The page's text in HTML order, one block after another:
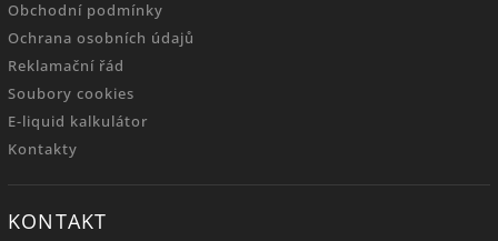
Obchodní podmínky
Ochrana osobních údajů
Reklamační řád
Soubory cookies
E-liquid kalkulátor
Kontakty
KONTAKT